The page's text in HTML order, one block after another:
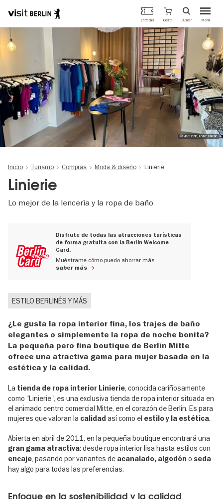
contenido
Portal
oficial
Berlín
Menú
Entradas Cesta Buscar
© visitBerlin, Foto: Linierie
Inicio Turismo Compras Moda & diseño Linierie
Linierie
Lo mejor de la lencería y la ropa de baño
Disfrute de todas las atracciones turísticas
de forma gratuita con la Berlin Welcome
Card.
Muéstrame cómo puedo ahorrar más
saber más
ESTILO BERLINÉS Y MÁS
¿Le gusta la ropa interior fina, los trajes de baño
elegantes o simplemente la ropa de noche bonita?
La pequeña pero fina boutique de Berlín Mitte
ofrece una atractiva gama para mujer basada en la
estética y la calidad.
La tienda de ropa interior Linierie , conocida cariñosamente
como "Linierie", es una exclusiva tienda de ropa interior situada en
el animado centro comercial Mitte, en el corazón de Berlín. Es para
mujeres que valoran la calidad así como el estilo y la estética.
Abierta en abril de 2011, en la pequeña boutique encontrará una
gran gama atractiva: desde ropa interior lisa hasta estilos con
encaje, pasando por variantes de acanalado, algodón o seda-
hay algo para todas las preferencias.
Enfoque en la sostenibilidad y la calidad